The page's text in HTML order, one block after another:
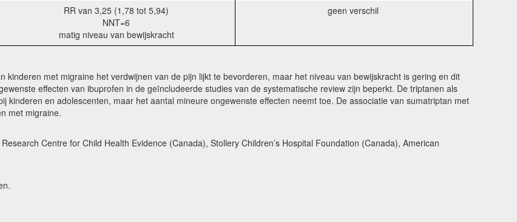
RR van 3,25 (1,78 tot 5,94)
NNT=6
matig niveau van bewijskracht
geen verschil
met migraine het verdwijnen van de pijn lijkt te bevorderen, maar het niveau van bewijskracht is gering en dit
effecten van ibuprofen in de geïncludeerde studies van de systematische review zijn beperkt. De triptanen als
kinderen en adolescenten, maar het aantal mineure ongewenste effecten neemt toe. De associatie van sumatriptan met
met migraine.
Centre for Child Health Evidence (Canada), Stollery Children’s Hospital Foundation (Canada), American